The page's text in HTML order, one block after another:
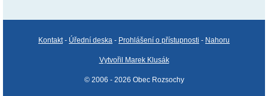
Kontakt- Úřední deska - Prohlášení o přístupnosti - Nahoru
Vytvořil Marek Klusák
© 2006 - 2026 Obec Rozsochy